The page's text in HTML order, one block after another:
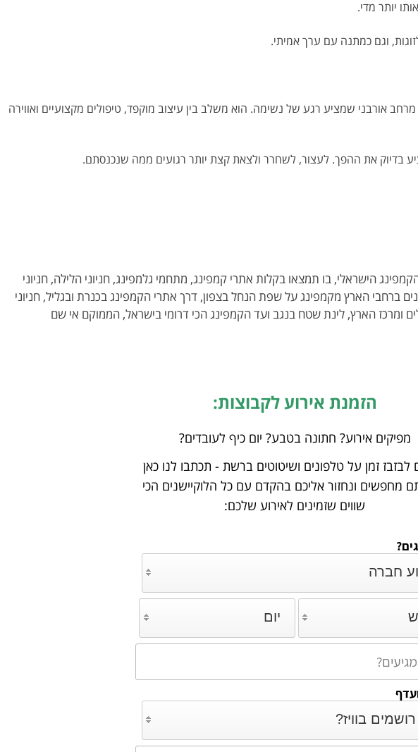
יותר מדי.
וגם כמתנה עם ערך אמיתי.
אורבני שמציע רגע של נשימה. הוא משלב בין עיצוב מוקפד, טיפולים מקצועיים ואווירה
בדיוק את ההפך. לעצור, לשחרר ולצאת קצת יותר רגועים ממה שנכנסתם.
הישראלי, בו תמצאו בקלות אתרי קמפינג, מתחמי גלמפינג, חניוני הלילה, חניוני
ברחבי הארץ מקמפינג על שפת הנחל בצפון, דרך אתרי הקמפינג בכנרת ובגליל, חניוני
ומרכז הארץ, לינת שטח בנגב ועד הקמפינג הכי דרומי בישראל, הממוקם אי שם
הזמנת אירוע לקבוצות:
מפיקים אירוע? חתונה בטבע? יום כיף לעובדים?
לבזבז זמן על טלפונים ושיטוטים ברשת - תכתבו לנו כאן
מחפשים ונחזור אליכםבהקדם עם כל הלוקיישנים הכי
שווים שזמינים לאירוע שלכם:
חברה
יום
בוויז?